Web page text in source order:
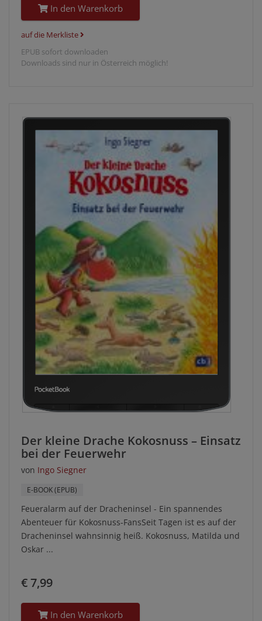
In den Warenkorb
auf die Merkliste
EPUB sofort downloaden
Downloads sind nur in Österreich möglich!
Der kleine Drache Kokosnuss – Einsatz
bei der Feuerwehr
von Ingo Siegner
E-BOOK (EPUB)
Feueralarm auf der Dracheninsel - Ein spannendes
Abenteuer für Kokosnuss-FansSeit Tagen ist es auf der
Dracheninsel wahnsinnig heiß. Kokosnuss, Matilda und
Oskar ...
€ 7,99
In den Warenkorb